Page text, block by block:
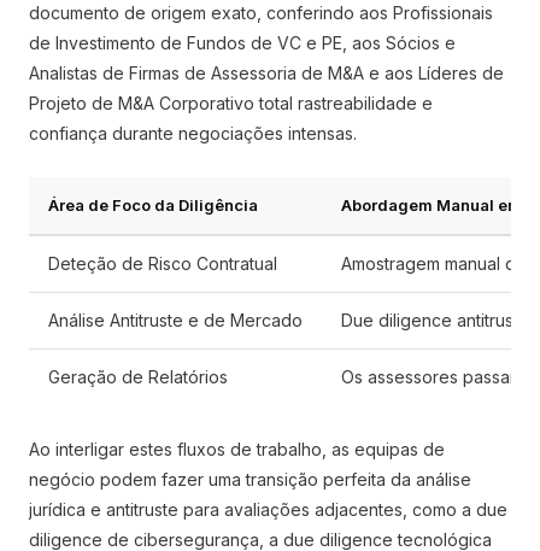
documento de origem exato, conferindo aos Profissionais
de Investimento de Fundos de VC e PE, aos Sócios e
Analistas de Firmas de Assessoria de M&A e aos Líderes de
Projeto de M&A Corporativo total rastreabilidade e
confiança durante negociações intensas.
Área de Foco da Diligência Abordagem Manual em
Deteção de Risco Contratual Amostragem manual
Análise Antitruste e de Mercado Due diligence antitruste
Geração de Relatórios Os assessores passam
Ao interligar estes fluxos de trabalho, as equipas de
negócio podem fazer uma transição perfeita da análise
jurídica e antitruste para avaliações adjacentes, como a due
diligence de cibersegurança, a due diligence tecnológica